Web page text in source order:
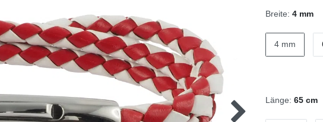
Breite: 4 mm
4 mm
Länge: 65 cm